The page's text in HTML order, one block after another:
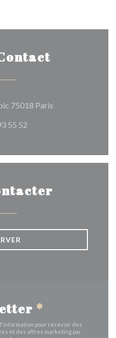
75018 Paris((ouvre une
55 52
*
pour recevoir des
et des offres marketing par